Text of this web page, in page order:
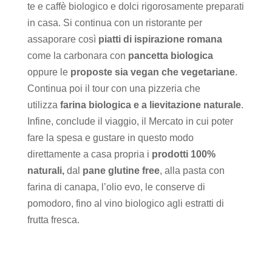
te e caffè biologico e dolci rigorosamente preparati
in casa. Si continua con un ristorante per
assaporare così piatti di ispirazione romana
come la carbonara con pancetta biologica
oppure leproposte sia vegan che vegetariane.
Continua poi il tour con una pizzeria che
utilizza farina biologica e a lievitazione naturale.
Infine, conclude il viaggio, il Mercato in cui poter
fare la spesa e gustare in questo modo
direttamente a casa propria i prodotti 100%
naturali, dal pane glutine free, alla pasta con
farina di canapa, l’olio evo, le conserve di
pomodoro, fino al vino biologico agli estratti di
frutta fresca.